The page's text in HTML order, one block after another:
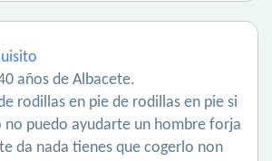
años de Albacete.
rodillas en pie de rodillas en pie si
no puedo ayudarte un hombre forja
da nada tienes que cogerlo non